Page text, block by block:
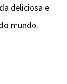
deliciosa e
mundo.